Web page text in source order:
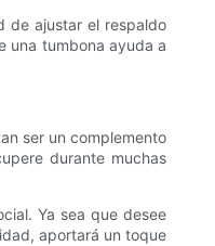
de ajustar el respaldo
una tumbona ayuda a
ser un complemento
durante muchas
Ya sea que desee
aportará un toque